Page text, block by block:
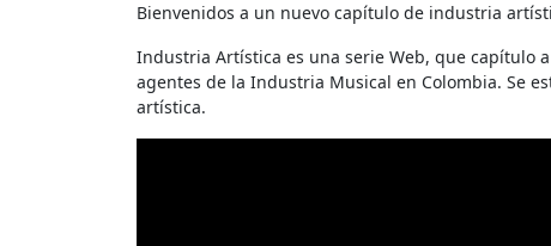
Bienvenidos a un nuevo capítulo de industria
Industria Artística es una serie Web, que capítulo
agentes de la Industria Musical en Colombia. Se
artística.